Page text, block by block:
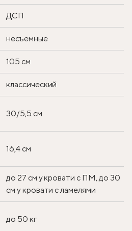
ДСП
несъемные
105 см
классический
30/5,5 см
16,4 см
до 27 см у кровати с ПМ, до 30
см у кровати с ламелями
до 50 кг